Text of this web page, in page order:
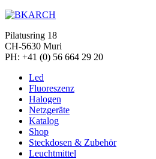
Pilatusring 18
CH-5630 Muri
PH: +41 (0) 56 664 29 20
Led
Fluoreszenz
Halogen
Netzgeräte
Katalog
Shop
Steckdosen & Zubehör
Leuchtmittel